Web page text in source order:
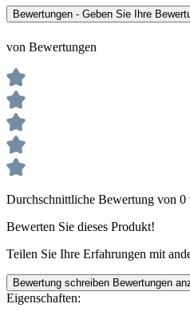
Bewertungen - Geben Sie Ihre
von Bewertungen
Durchschnittliche Bewertung von 0
Bewerten Sie dieses Produkt!
Teilen Sie Ihre Erfahrungen mit
Bewertung schreiben Bewertungen
Eigenschaften: